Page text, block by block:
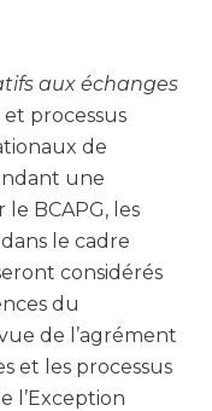
aux échanges
processus
de
une
BCAPG, les
le cadre
considérés
du
de l’agrément
et les processus
l’Exception